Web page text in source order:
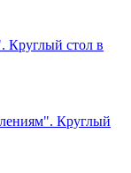
Круглый стол в
Круглый